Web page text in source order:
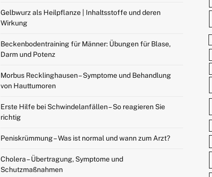
Gelbwurz als Heilpflanze | Inhaltsstoffe und deren
Wirkung
Beckenbodentraining für Männer: Übungen für Blase,
Darm und Potenz
Morbus Recklinghausen – Symptome und Behandlung
von Hauttumoren
Erste Hilfe bei Schwindelanfällen – So reagieren Sie
richtig
Peniskrümmung – Was ist normal und wann zum Arzt?
Cholera – Übertragung, Symptome und
Schutzmaßnahmen